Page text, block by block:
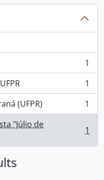
1
1
(UFPR)
1
"Júlio de
1